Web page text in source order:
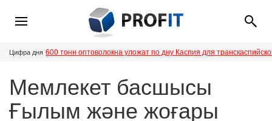
Цифра дня 600 тонн оптоволокна уложат по дну Каспия для
Мемлекет басшысы
Ғылым және жоғары